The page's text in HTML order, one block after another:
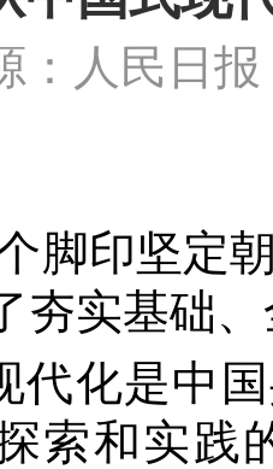
：人民
脚印坚定
夯实基础
代化是中
索和实践